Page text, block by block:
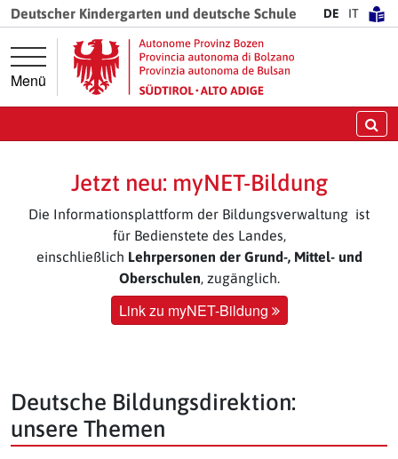
Springe direkt zur Hauptnavigation
Springe direkt zum Inhalt
Deutscher Kindergarten und deutsche Schule DE IT
Menü
Jetzt neu: myNET-Bildung
Die Informationsplattform der Bildungsverwaltung ist
für Bedienstete des Landes,
einschließlich Lehrpersonen der Grund-, Mittel- und
Oberschulen, zugänglich.
Link zu myNET-Bildung
Deutsche Bildungsdirektion:
unsere Themen